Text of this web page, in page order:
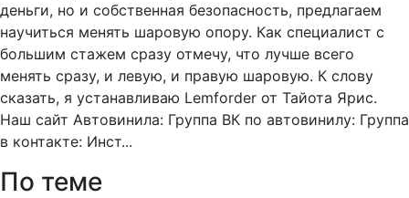
деньги, но и собственная безопасность, предлагаем
научиться менять шаровую опору. Как специалист с
большим стажем сразу отмечу, что лучше всего
менять сразу, и левую, и правую шаровую. К слову
сказать, я устанавливаю Lemforder от Тайота Ярис.
Наш сайт Автовинила: Группа ВК по автовинилу: Группа
в контакте: Инст...
По теме